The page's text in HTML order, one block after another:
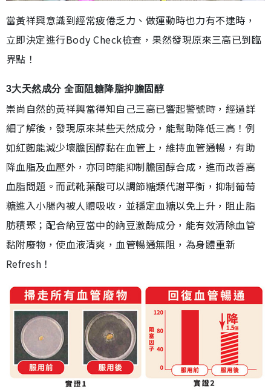
當黃祥興意識到經常疲倦乏力、做運動時也力有不逮時，
立即決定進行Body Check檢查，果然發現原來三高已到臨
界點！
3大天然成分 全面阻糖降脂抑膽固醇
崇尚自然的黃祥興當得知自己三高已響起警號時，經過詳
細了解後，發現原來某些天然成分，能幫助降低三高！例
如紅麴能減少壞膽固醇黏在血管上，維持血管通暢，有助
降血脂及血壓外，亦同時能抑制膽固醇合成，進而改善高
血脂問題。而武靴葉酸可以調節糖類代謝平衡，抑制葡萄
糖進入小腸內被人體吸收，並穩定血糖以免上升，阻止脂
肪積聚；配合納豆當中的納豆激酶成分，能有效清除血管
黏附廢物，使血液清爽，血管暢通無阻，為身體重新
Refresh！